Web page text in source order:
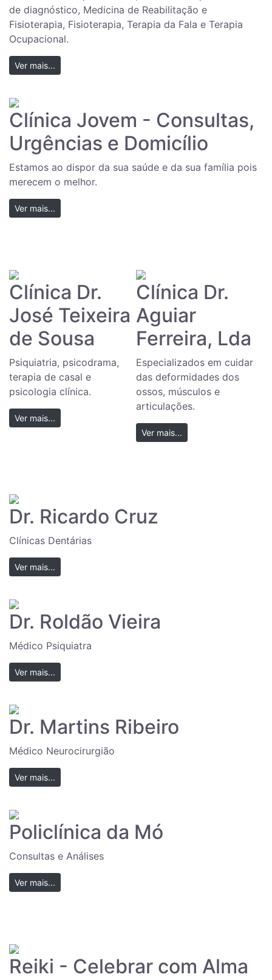
de diagnóstico, Medicina de Reabilitação e
Fisioterapia, Fisioterapia, Terapia da Fala e Terapia
Ocupacional.
Ver mais...
Clínica Jovem - Consultas,
Urgências e Domicílio
Estamos ao dispor da sua saúde e da sua família pois
merecem o melhor.
Ver mais...
Clínica Dr.
José Teixeira
de Sousa
Psiquiatria, psicodrama,
terapia de casal e
psicologia clínica.
Ver mais...
Clínica Dr.
Aguiar
Ferreira, Lda
Especializados em cuidar
das deformidades dos
ossos, músculos e
articulações.
Ver mais...
Dr. Ricardo Cruz
Clínicas Dentárias
Ver mais...
Dr. Roldão Vieira
Médico Psiquiatra
Ver mais...
Dr. Martins Ribeiro
Médico Neurocirurgião
Ver mais...
Policlínica da Mó
Consultas e Análises
Ver mais...
Reiki - Celebrar com Alma